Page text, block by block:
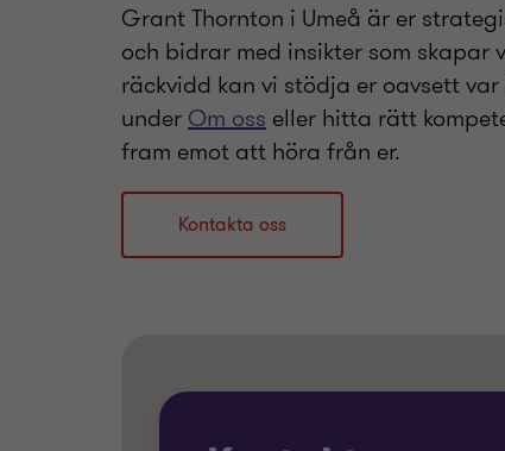
Grant Thornton i Umeå är er
och bidrar med insikter som skapar
räckvidd kan vi stödja er oavsett
under Om oss eller hitta rätt
fram emot att höra från er.
Kontakta oss